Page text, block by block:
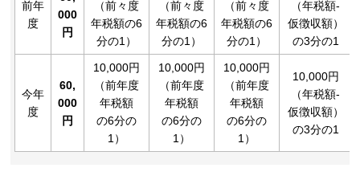
前年
度
000
円
（前々度
年税額の6
分の1）
（前々度
年税額の6
分の1）
（前々度
年税額の6
分の1）
（年税額-
仮徴収額）
の3分の1
今年
度
60,
000
円
10,000円
（前年度
年税額
の6分の
1）
10,000円
（前年度
年税額
の6分の
1）
10,000円
（前年度
年税額
の6分の
1）
10,000円
（年税額-
仮徴収額）
の3分の1